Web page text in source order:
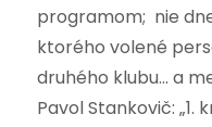
programom; nie
ktorého volené
druhého klubu… a
Pavol Stankovič: